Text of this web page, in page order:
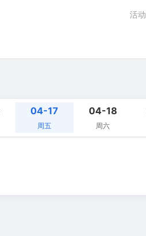
活动
04-17
周五
04-18
周六